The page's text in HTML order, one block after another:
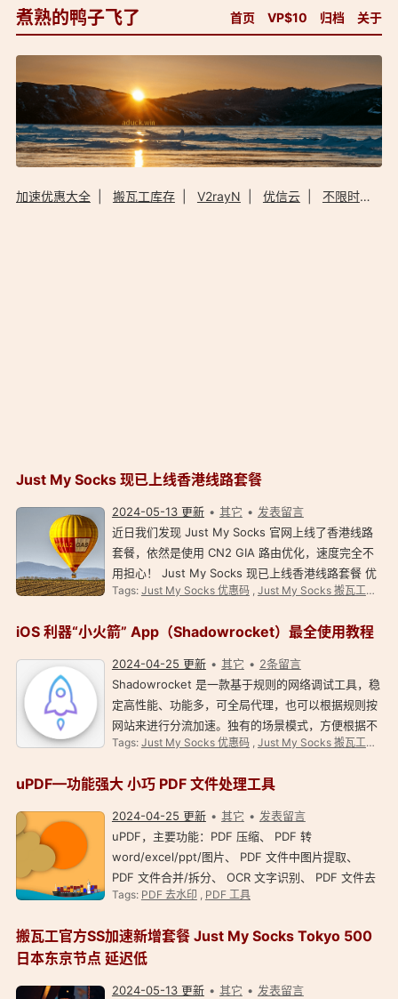
煮熟的鸭子飞了 首页 VP$10 归档 关于
加速优惠大全| 搬瓦工库存| V2rayN 优信云| 不限时加速器
Just My Socks 现已上线香港线路套餐
2024-05-13 更新 其它
发表留言
近日我们发现 Just My Socks 官网上线了香港线路
套餐，依然是使用 CN2 GIA 路由优化，速度完全不
用担心！ Just My Socks 现已上线香港线路套餐 优
惠码：JMS9272283 Just My Socks 目前有两个香
$34.99…
Tags: Just My Socks 优惠码, Just My Socks 搬瓦工官方网络加速
iOS 利器“小火箭” App（Shadowrocket）最全使用教程
2024-04-25 更新 其它
2条留言
Shadowrocket 是一款基于规则的网络调试工具，稳
定高性能、功能多，可全局代理，也可以根据规则按
网站来进行分流加速。独有的场景模式，方便根据不
同需求自动切换配置及节点。 Shadowrocket：搬瓦
Shadowrocket…
Tags: Just My Socks 优惠码, Just My Socks 搬瓦工官方网络加速
uPDF—功能强大 小巧 PDF 文件处理工具
2024-04-25 更新 其它
发表留言
uPDF，主要功能：PDF 压缩、 PDF 转
word/excel/ppt/图片、 PDF 文件中图片提取、
PDF 文件合并/拆分、 OCR 文字识别、 PDF 文件去
水印、图片转 PDF……绿色免安装，免费。 作者：
1.8.3（不带 OCR）uPDF-With-OC…
Tags: PDF 去水印 , PDF 工具
搬瓦工官方SS加速新增套餐 Just My Socks Tokyo 500
日本东京节点 延迟低
2024-05-13 更新 其它
发表留言